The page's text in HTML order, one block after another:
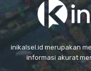
inikalsel.id merupakan
informasi akurat